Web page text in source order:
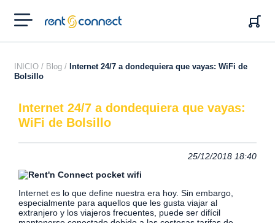
RENT'N
CONNECT
INICIO / Blog / Internet 24/7 a dondequiera que vayas: WiFi de
Bolsillo
Internet 24/7 a dondequiera que vayas:
WiFi de Bolsillo
25/12/2018 18:40
Internet es lo que define nuestra era hoy. Sin embargo,
especialmente para aquellos que les gusta viajar al
extranjero y los viajeros frecuentes, puede ser difícil